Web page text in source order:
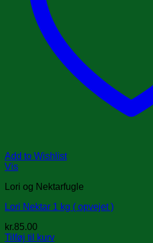
Add to Wishlist
Vis
Lori og Nektarfugle
Lori Nektar 1 kg ( opvejet )
kr.85.00
Tilføj til kurv